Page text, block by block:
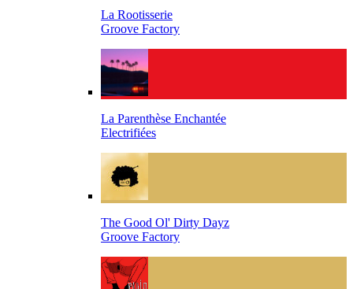
La Rootisserie
Groove Factory
La Parenthèse Enchantée
Electrifiées
The Good Ol' Dirty Dayz
Groove Factory